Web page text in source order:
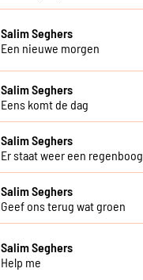
Salim Seghers
Een nieuwe morgen
Salim Seghers
Eens komt de dag
Salim Seghers
Er staat weer een regenboog
Salim Seghers
Geef ons terug wat groen
Salim Seghers
Help me